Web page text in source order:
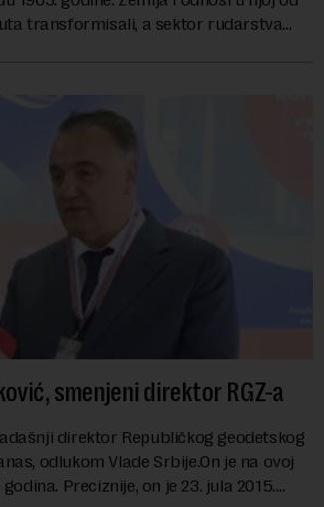
transformisali, a sektor rudarstva
smenjeni direktor RGZ-a
direktor Republičkog geodetskog
odlukom Vlade Srbije.On je na ovoj
Preciznije, on je 23. jula 2015.